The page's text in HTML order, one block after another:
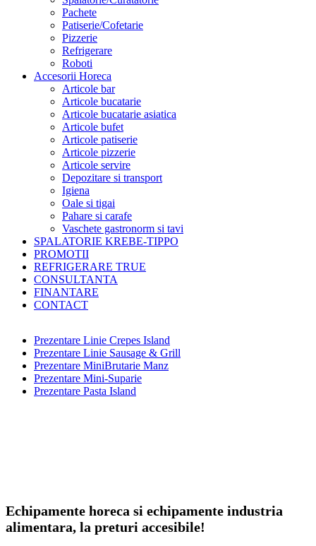
Pachete
Patiserie/Cofetarie
Pizzerie
Refrigerare
Roboti
Accesorii Horeca
Articole bar
Articole bucatarie
Articole bucatarie asiatica
Articole bufet
Articole patiserie
Articole pizzerie
Articole servire
Depozitare si transport
Igiena
Oale si tigai
Pahare si carafe
Vaschete gastronorm si tavi
SPALATORIE KREBE-TIPPO
PROMOTII
REFRIGERARE TRUE
CONSULTANTA
FINANTARE
CONTACT
Prezentare Linie Crepes Island
Prezentare Linie Sausage & Grill
Prezentare MiniBrutarie Manz
Prezentare Mini-Suparie
Prezentare Pasta Island
Echipamente horeca si echipamente industria
alimentara, la preturi accesibile!